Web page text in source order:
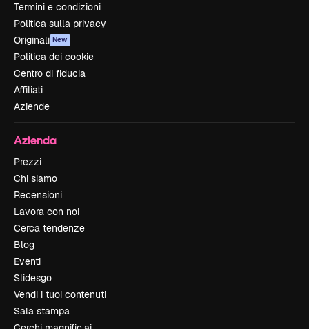
Termini e condizioni
Politica sulla privacy
Originali New
Politica dei cookie
Centro di fiducia
Affiliati
Aziende
Azienda
Prezzi
Chi siamo
Recensioni
Lavora con noi
Cerca tendenze
Blog
Eventi
Slidesgo
Vendi i tuoi contenuti
Sala stampa